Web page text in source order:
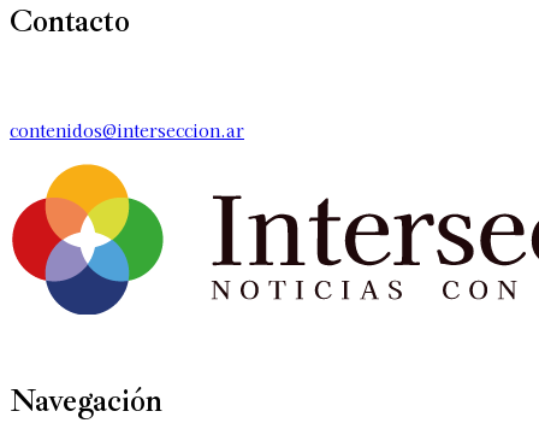
Contacto
contenidos@interseccion.ar
Navegación